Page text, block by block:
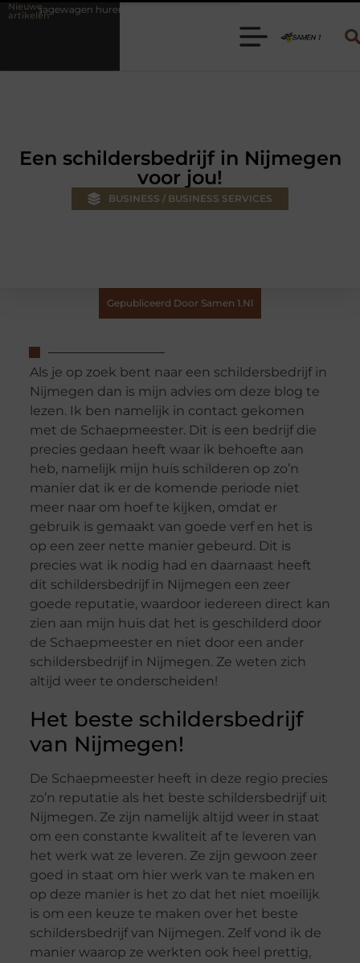
Nieuwe
artikelenKies de juiste aanhanger voor jouw klus
Een schildersbedrijf in Nijmegen
voor jou!
BUSINESS / BUSINESS SERVICES
Gepubliceerd Door Samen 1.nl
Als je op zoek bent naar een schildersbedrijf in
Nijmegen dan is mijn advies om deze blog te
lezen. Ik ben namelijk in contact gekomen
met de Schaepmeester. Dit is een bedrijf die
precies gedaan heeft waar ik behoefte aan
heb, namelijk mijn huis schilderen op zo’n
manier dat ik er de komende periode niet
meer naar om hoef te kijken, omdat er
gebruik is gemaakt van goede verf en het is
op een zeer nette manier gebeurd. Dit is
precies wat ik nodig had en daarnaast heeft
dit schildersbedrijf in Nijmegen een zeer
goede reputatie, waardoor iedereen direct kan
zien aan mijn huis dat het is geschilderd door
de Schaepmeester en niet door een ander
schildersbedrijf in Nijmegen. Ze weten zich
altijd weer te onderscheiden!
Het beste schildersbedrijf
van Nijmegen!
De Schaepmeester heeft in deze regio precies
zo’n reputatie als het beste schildersbedrijf uit
Nijmegen. Ze zijn namelijk altijd weer in staat
om een constante kwaliteit af te leveren van
het werk wat ze leveren. Ze zijn gewoon zeer
goed in staat om hier werk van te maken en
op deze manier is het zo dat het niet moeilijk
is om een keuze te maken over het beste
schildersbedrijf van Nijmegen. Zelf vond ik de
manier waarop ze werkten ook heel prettig,